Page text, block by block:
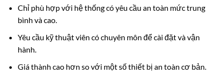
Chỉ phù hợp với hệ thống có yêu cầu an toàn mức trung
bình và cao.
Yêu cầu kỹ thuật viên có chuyên môn để cài đặt và vận
hành.
Giá thành cao hơn so với một số thiết bị an toàn cơ bản.